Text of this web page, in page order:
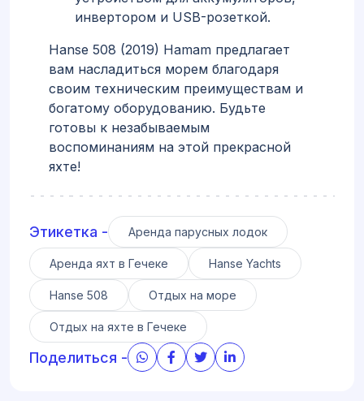
инвертором и USB-розеткой.
Hanse 508 (2019) Hamam предлагает
вам насладиться морем благодаря
своим техническим преимуществам и
богатому оборудованию. Будьте
готовы к незабываемым
воспоминаниям на этой прекрасной
яхте!
Этикетка - Аренда парусных лодок
Аренда яхт в Гечеке Hanse Yachts
Hanse 508 Отдых на море
Отдых на яхте в Гечеке
Поделиться -